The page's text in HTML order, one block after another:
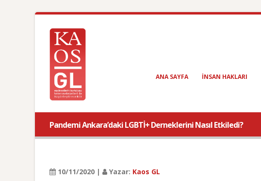
ANA SAYFA INSAN HAKLARI
Pandemi Ankara’daki LGBTİ+ Derneklerini Nasıl Etkiledi?
10/11/2020 | Yazar: Kaos GL